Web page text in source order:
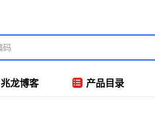
兆龙博客 产品目录